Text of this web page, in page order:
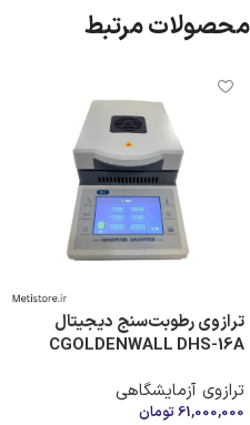
محصولات مرتبط
ترازوی رطوبت‌سنج دیجیتال
CGOLDENWALL DHS-16A
ترازوی آزمایشگاهی
61,000,000تومان